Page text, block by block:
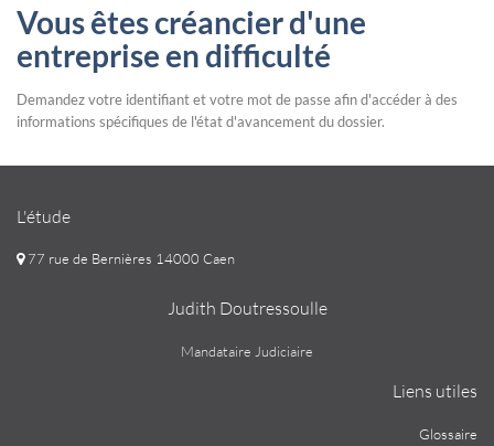
Vous êtes créancier d'une
entreprise en difficulté
Demandez votre identifiant et votre mot de passe afin d'accéder à des
informations spécifiques de l'état d'avancement du dossier.
L'étude
77 rue de Bernières 14000 Caen
Judith Doutressoulle
Mandataire Judiciaire
Liens utiles
Glossaire